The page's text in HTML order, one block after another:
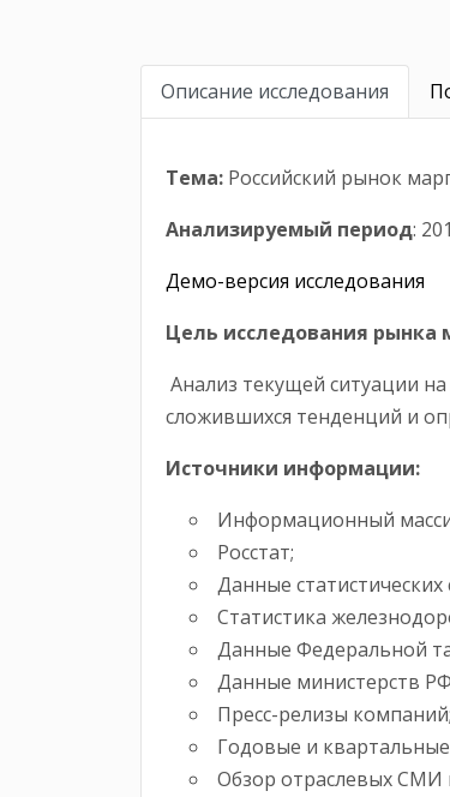
Описание исследования
Тема: Российский рынок
Анализируемый период:
Демо-версия исследования
Цель исследования рынка
Анализ текущей ситуации
сложившихся тенденций и
Источники информации:
Информационный
Росстат;
Данные статистических
Статистика
Данные Федеральной
Данные министерств РФ
Пресс-релизы компаний;
Годовые и
Обзор отраслевых СМИ